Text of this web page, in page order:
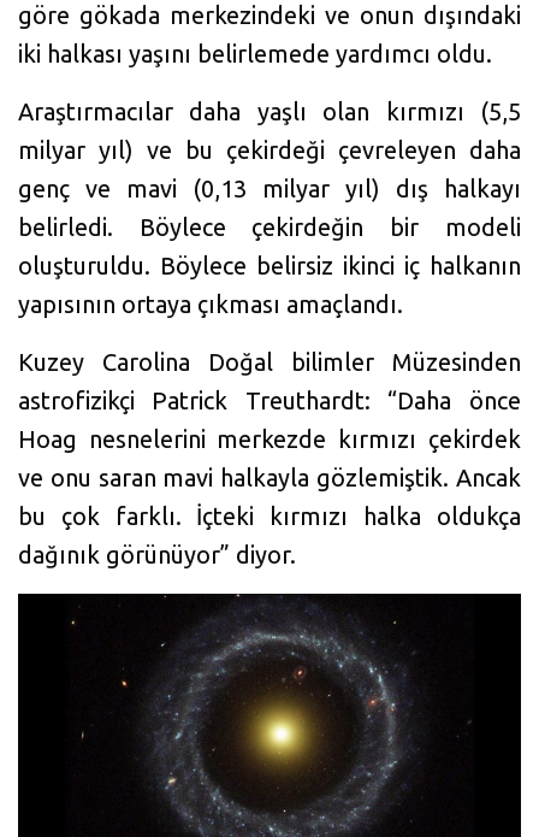
göre gökada merkezindeki ve onun dışındaki
iki halkası yaşını belirlemede yardımcı oldu.
Araştırmacılar daha yaşlı olan kırmızı (5,5
milyar yıl) ve bu çekirdeği çevreleyen daha
genç ve mavi (0,13 milyar yıl) dış halkayı
belirledi. Böylece çekirdeğin bir modeli
oluşturuldu. Böylece belirsiz ikinci iç halkanın
yapısının ortaya çıkması amaçlandı.
Kuzey Carolina Doğal bilimler Müzesinden
astrofizikçi Patrick Treuthardt: “Daha önce
Hoag nesnelerini merkezde kırmızı çekirdek
ve onu saran mavi halkayla gözlemiştik. Ancak
bu çok farklı. İçteki kırmızı halka oldukça
dağınık görünüyor” diyor.